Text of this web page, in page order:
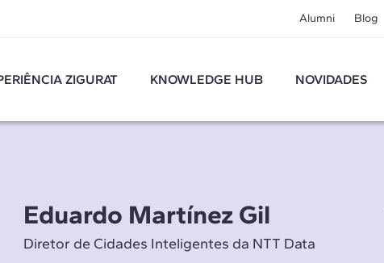
Alumni Blog
ZIGURAT KNOWLEDGE HUB NOVIDADES
Eduardo Martínez Gil
Diretor de Cidades Inteligentes da NTT Data